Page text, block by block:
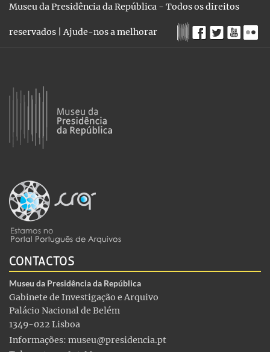
Museu da Presidência da República - Todos os direitos
reservados |Ajude-nos a melhorar
CONTACTOS
Museu da Presidência da República
Gabinete de Investigação e Arquivo
Palácio Nacional de Belém
1349-022 Lisboa
Informações: museu@presidencia.pt